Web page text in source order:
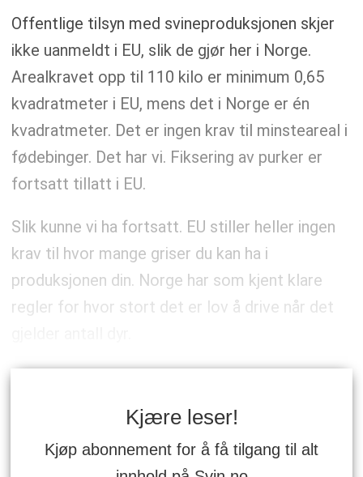
Offentlige tilsyn med svineproduksjonen skjer
ikke uanmeldt i EU, slik de gjør her i Norge.
Arealkravet opp til 110 kilo er minimum 0,65
kvadratmeter i EU, mens det i Norge er én
kvadratmeter. Det er ingen krav til minsteareal i
fødebinger. Det har vi. Fiksering av purker er
fortsatt tillatt i EU.
Slik kunne vi ha fortsatt. EU stiller heller ingen
krav til hvor mange griser du kan ha i
produksjonen din. Norge har som kjent klare
regler for hvor stort det er lov å drive når det
Kjære leser!
Kjøp abonnement for å få tilgang til alt